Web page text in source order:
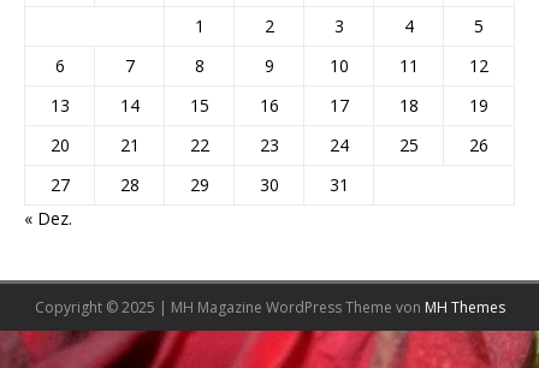
1
2 3 4
5
6
7 8 9 10 11
12
13
14 15 16 17 18
19
20
21 22 23 24 25
26
27
28 29 30
31
« Dez.
Copyright © 2025 | MH Magazine WordPress Theme von MH Themes